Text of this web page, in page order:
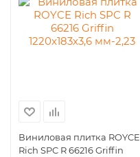
Виниловая плитка ROYCE
Rich SPC R 66216 Griffin